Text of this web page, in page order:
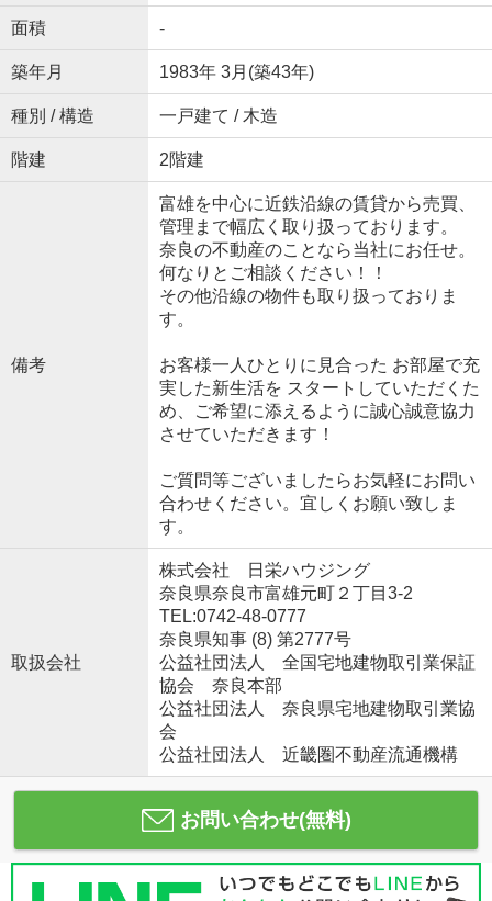
面積 -
築年月 1983年 3月(築43年)
種別 / 構造 一戸建て / 木造
階建 2階建
備考
富雄を中心に近鉄沿線の賃貸から売買、
管理まで幅広く取り扱っております。
奈良の不動産のことなら当社にお任せ。
何なりとご相談ください！！
その他沿線の物件も取り扱っておりま
す。
お客様一人ひとりに見合った お部屋で充
実した新生活を スタートしていただくた
め、ご希望に添えるように誠心誠意協力
させていただきます！
ご質問等ございましたらお気軽にお問い
合わせください。宜しくお願い致しま
す。
取扱会社
株式会社 日栄ハウジング
奈良県奈良市富雄元町２丁目3-2
TEL:0742-48-0777
奈良県知事 (8) 第2777号
公益社団法人 全国宅地建物取引業保証
協会 奈良本部
公益社団法人 奈良県宅地建物取引業協
会
公益社団法人 近畿圏不動産流通機構
お問い合わせ(無料)